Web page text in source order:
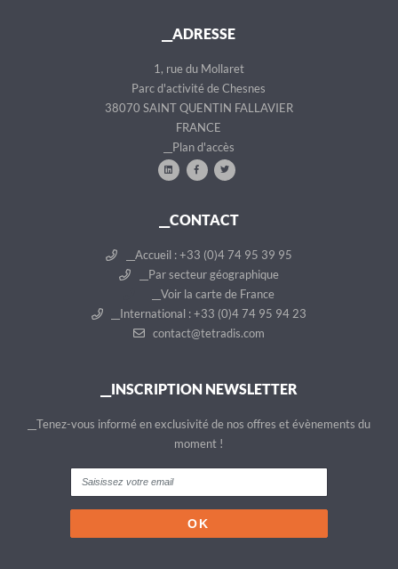
__ADRESSE
1, rue du Mollaret
Parc d'activité de Chesnes
38070 SAINT QUENTIN FALLAVIER
FRANCE
__Plan d'accès
__CONTACT
__Accueil : +33 (0)4 74 95 39 95
__Par secteur géographique
__Voir la carte de France
__International : +33 (0)4 74 95 94 23
contact@tetradis.com
__INSCRIPTION NEWSLETTER
__Tenez-vous informé en exclusivité de nos offres et évènements du
moment !